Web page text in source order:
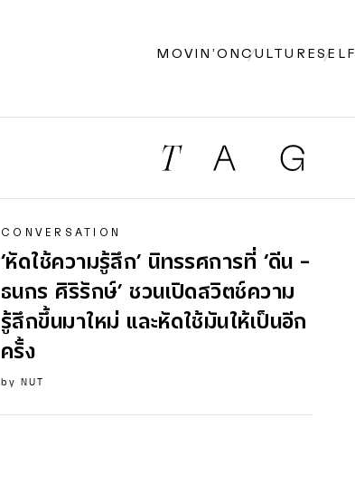
MOVIN’ONCULTURE SELF
CONVERSATION
‘หัดใช้ความรู้สึก’ นิทรรศการที่ ‘ดีน -
ธนกร ศิริรักษ์’ ชวนเปิดสวิตช์ความ
รู้สึกขึ้นมาใหม่ และหัดใช้มันให้เป็นอีก
ครั้ง
by NUT